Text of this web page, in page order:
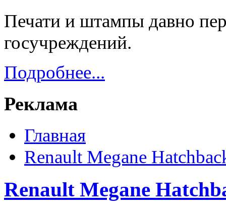
Печати и штампы давно
госучреждений.
Подробнее...
Реклама
Главная
Renault Megane
Renault Megane